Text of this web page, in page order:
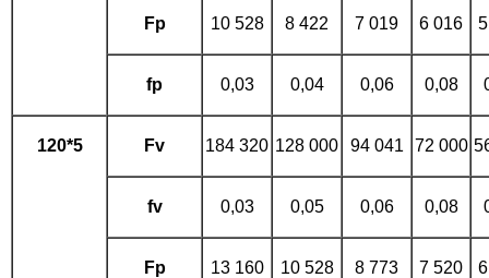
Fp 10 528 8 422 7 019 6 016
fp 0,03 0,04 0,06 0,08
120*5 Fv 184 320 128 000 94 041 72 000
fv 0,03 0,05 0,06 0,08
Fp 13 160 10 528 8 773 7 520